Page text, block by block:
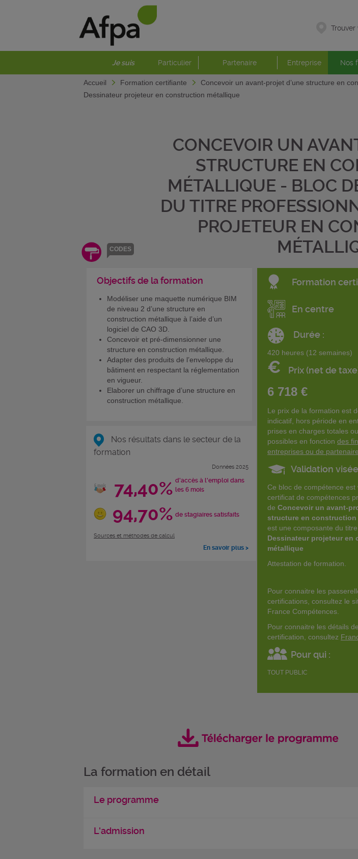
Je suis Particulier Partenaire Entreprise Nos
Accueil Formation certifiante
Concevoir un avant-projet d’une structure en
Dessinateur projeteur en construction métallique
CODES
CONCEVOIR UN
STRUCTURE EN
MÉTALLIQUE - BLOC
DU TITRE
PROJETEUR EN
Objectifs de la formation
Modéliser une maquette numérique BIM
de niveau 2 d’une structure en
construction métallique à l’aide d’un
logiciel de CAO 3D.
Concevoir et pré-dimensionner une
structure en construction métallique.
Adapter des produits de l’enveloppe du
bâtiment en respectant la réglementation
en vigueur.
Elaborer un chiffrage d’une structure en
construction métallique.
Nos résultats dans le secteur de la
formation
Données 2025
74,40% d'accès à l'emploi dans
les 6 mois
94,70% de stagiaires satisfaits
Sources et méthodes de calcul
En savoir plus >
Formation
En centre
Durée :
420 heures (12 semaines)
€ Prix (net de
6 718 €
Le prix de la formation est
indicatif, hors période en
prises en charges totales
possibles en fonction des
entreprises ou de
Validation
Ce bloc de compétence est
certificat de compétences
de Concevoir un avant-
structure en construction
est une composante du
Dessinateur projeteur en
métallique
Attestation de formation.
Pour connaitre les
certifications, consultez le
France Compétences.
Pour connaitre les détails
certification, consultez
Pour qui :
TOUT PUBLIC
La formation en détail
Le programme
L'admission